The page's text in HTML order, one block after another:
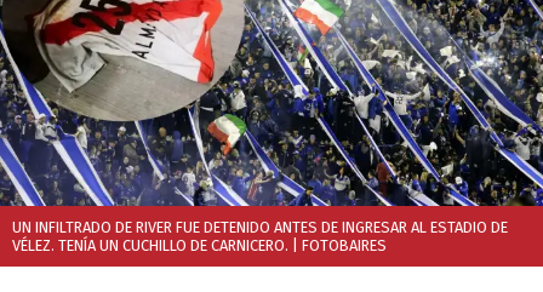
UN INFILTRADO DE RIVER FUE DETENIDO ANTES DE INGRESAR AL ESTADIO DE
VÉLEZ. TENÍA UN CUCHILLO DE CARNICERO.
| FOTOBAIRES